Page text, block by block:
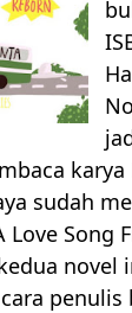
sudah
Song
novel
penulis